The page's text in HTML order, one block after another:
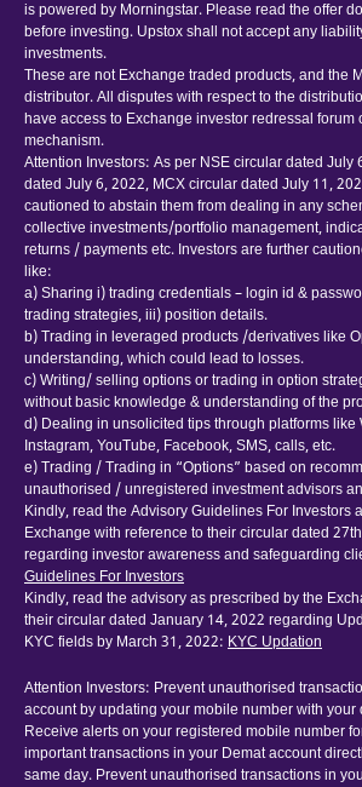
is powered by Morningstar. Please read the offer
before investing. Upstox shall not accept any
investments.
These are not Exchange traded products, and the
distributor. All disputes with respect to the
have access to Exchange investor redressal forum
mechanism.
Attention Investors: As per NSE circular dated July
dated July 6, 2022, MCX circular dated July 11,
cautioned to abstain them from dealing in any
collective investments/portfolio management,
returns / payments etc. Investors are further
like:
a) Sharing i) trading credentials – login id &
trading strategies, iii) position details.
b) Trading in leveraged products /derivatives like
understanding, which could lead to losses.
c) Writing/ selling options or trading in option
without basic knowledge & understanding of the
d) Dealing in unsolicited tips through platforms like
Instagram, YouTube, Facebook, SMS, calls, etc.
e) Trading / Trading in “Options” based on
unauthorised / unregistered investment advisors
Kindly, read the Advisory Guidelines For Investors
Exchange with reference to their circular dated
regarding investor awareness and safeguarding
Guidelines For Investors
Kindly, read the advisory as prescribed by the
their circular dated January 14, 2022 regarding
KYC fields by March 31, 2022: KYC Updation
Attention Investors: Prevent unauthorised
account by updating your mobile number with
Receive alerts on your registered mobile number
important transactions in your Demat account
same day. Prevent unauthorised transactions in